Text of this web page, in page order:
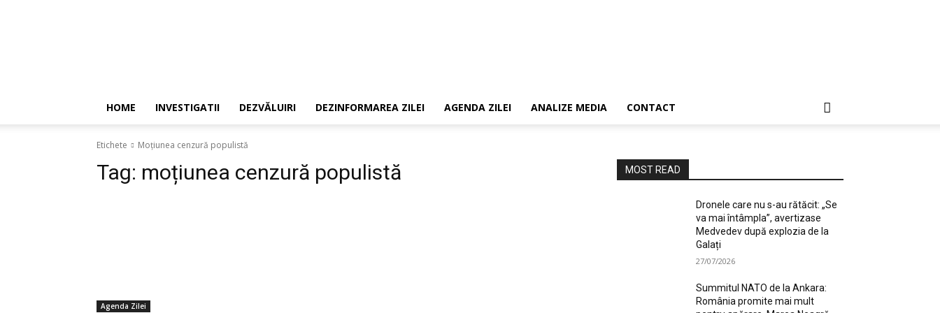
HOME INVESTIGATII DEZVĂLUIRI DEZINFORMAREA ZILEI AGENDA ZILEI ANALIZE MEDIA CONTACT
Etichete Moțiunea cenzură populistă
Tag: moțiunea cenzură populistă
Agenda Zilei
MOST READ
Dronele care nu s-au rătăcit: „Se
va mai întâmpla”, avertizase
Medvedev după explozia de la
Galați
27/07/2026
Summitul NATO de la Ankara:
România promite mai mult